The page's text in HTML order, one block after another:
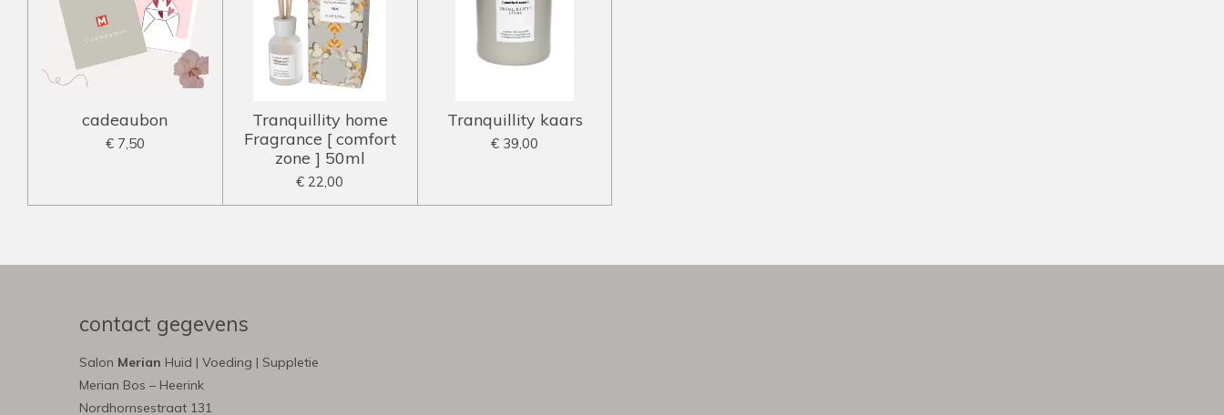
cadeaubon
€ 7,50
Tranquillity home
Fragrance [ comfort
zone ] 50ml
€ 22,00
Tranquillity kaars
€ 39,00
contact gegevens
Salon Merian Huid | Voeding | Suppletie
Merian Bos – Heerink
Nordhornsestraat 131